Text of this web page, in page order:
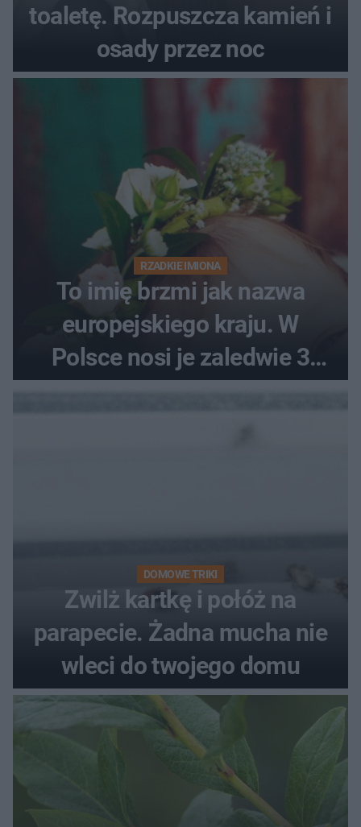
toaletę. Rozpuszcza kamień i
osady przez noc
RZADKIE IMIONA
To imię brzmi jak nazwa
europejskiego kraju. W
Polsce nosi je zaledwie 3
kobiety
DOMOWE TRIKI
Zwilż kartkę i połóż na
parapecie. Żadna mucha nie
wleci do twojego domu